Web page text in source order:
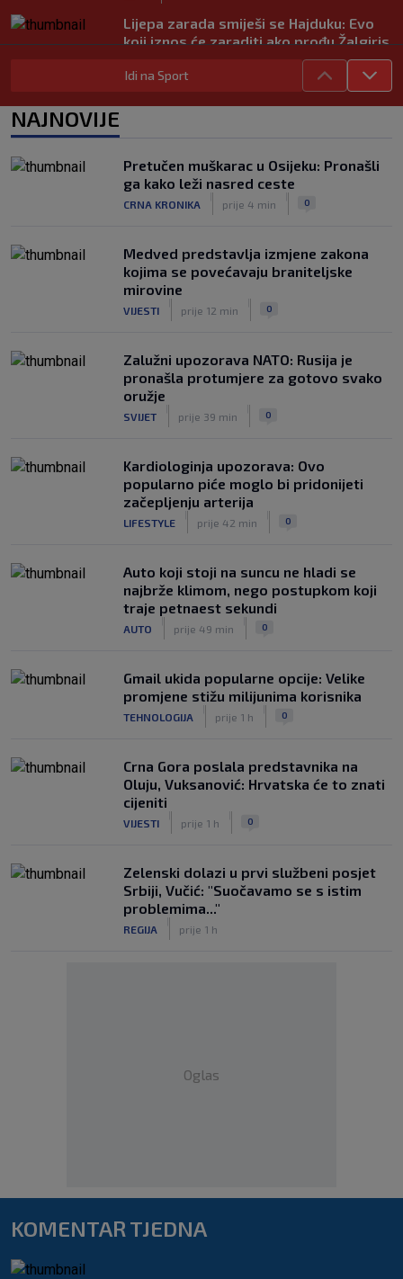
Lijepa zarada smiješi se Hajduku: Evo
koji iznos će zaraditi ako prođu Žalgiris
Kakav spektakl! Pogledajte čudesan
doček Salaha u Turskoj
Rapsodija Hajduka u Litvi, playoff KL
praktički je osiguran! Majstorije Šege i
Pajazitija
|
Idi na Sport
NAJNOVIJE
Pretučen muškarac u Osijeku: Pronašli
ga kako leži nasred ceste
CRNA KRONIKA prije 4 min 0
Medved predstavlja izmjene zakona
kojima se povećavaju braniteljske
mirovine
VIJESTI prije 12 min 0
Zalužni upozorava NATO: Rusija je
pronašla protumjere za gotovo svako
oružje
SVIJET prije 39 min 0
Kardiologinja upozorava: Ovo
popularno piće moglo bi pridonijeti
začepljenju arterija
LIFESTYLE prije 42 min 0
Auto koji stoji na suncu ne hladi se
najbrže klimom, nego postupkom koji
traje petnaest sekundi
AUTO prije 49 min 0
Gmail ukida popularne opcije: Velike
promjene stižu milijunima korisnika
TEHNOLOGIJA prije 1 h 0
Crna Gora poslala predstavnika na
Oluju, Vuksanović: Hrvatska će to znati
cijeniti
VIJESTI prije 1 h 0
Zelenski dolazi u prvi službeni posjet
Srbiji, Vučić: "Suočavamo se s istim
problemima..."
REGIJA prije 1 h
Oglas
KOMENTAR TJEDNA